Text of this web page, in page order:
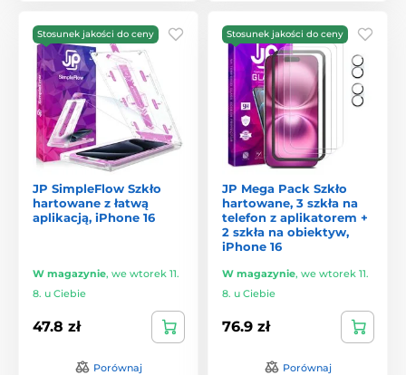
Stosunek jakości do ceny
JP SimpleFlow Szkło
hartowane z łatwą
aplikacją, iPhone 16
W magazynie, we wtorek 11.
8. u Ciebie
47.8 zł
Porównaj
Stosunek jakości do ceny
JP Mega Pack Szkło
hartowane, 3 szkła na
telefon z aplikatorem +
2 szkła na obiektyw,
iPhone 16
W magazynie, we wtorek 11.
8. u Ciebie
76.9 zł
Porównaj